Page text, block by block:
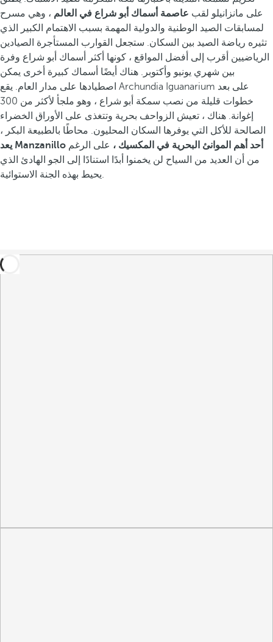
على مانزانيلو لقب عاصمة أسماك أبو شراع في العالم ، وهي مسرح
لمسابقات الصيد الوطنية والدولية المهمة بسبب الاهتمام الكبير الذي
تثيره رياضة الصيد بين السكان. ستجعل القوارب المستأجرة الصيادين
الرياضيين أقرب إلى أفضل المواقع ، كونها أكثر أسماك أبو شراع وفرة
بين شهري يونيو وأكتوبر. هناك أيضًا أسماك كبيرة أخرى يمكن
اصطيادها على مدار العام. يقع Archundia Iguanarium على بعد
خطوات قليلة من نصب سمكة أبو شراع ، وهو ملجأ لأكثر من 300
إغوانة. هناك ، تعيش الزواحف بحرية وتتغذى على الأوراق الخضراء
الصالحة للأكل التي يوفرها السكان المحليون. محاطًا بالطبيعة البكر ،
يعد Manzanillo أحد أهم الموانئ البحرية في المكسيك ، على الرغم
من أن العديد من السياح لن يخمنوا أبدًا استنادًا إلى الجو الهادئ الذي
يحيط بهذه الجنة الاستوائية.